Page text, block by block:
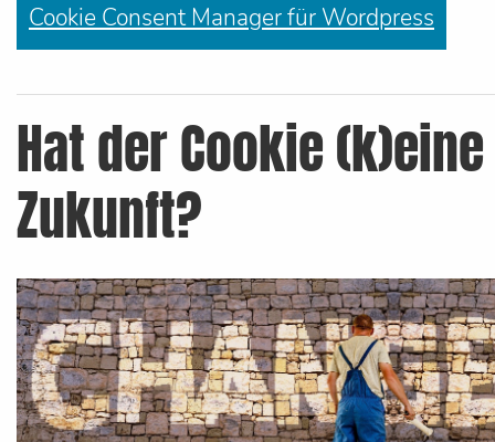
Cookie Consent Manager für Wordpress
Hat der Cookie (k)eine
Zukunft?